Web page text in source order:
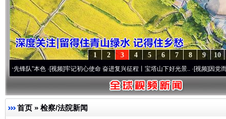
10
9
8
7
6
5
4
3
2
1
·[视频]牢记初心使命 奋进复兴征程丨宝塔山下好光景..·[视频]因党而生 为党而
首页 » 检察/法院新闻